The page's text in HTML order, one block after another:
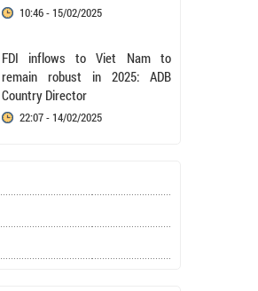
10:46 - 15/02/2025
FDI inflows to Viet Nam to
remain robust in 2025: ADB
Country Director
22:07 - 14/02/2025